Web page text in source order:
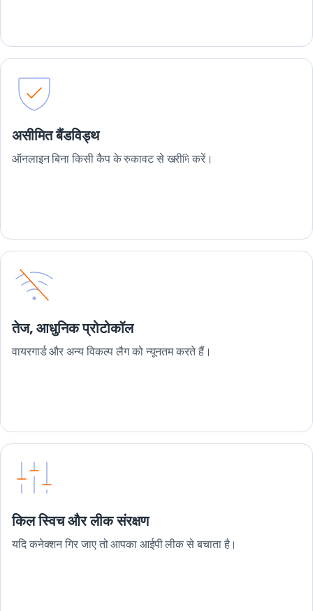
असीमित बैंडविड्थ
ऑनलाइन बिना किसी कैप के रुकावट से खरीদি करें।
तेज, आधुनिक प्रोटोकॉल
वायरगार्ड और अन्य विकल्प लैग को न्यूनतम करते हैं।
किल स्विच और लीक संरक्षण
यदि कनेक्शन गिर जाए तो आपका आईपी लीक से बचाता है।